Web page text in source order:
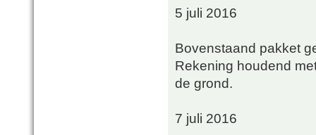
5 juli 2016
Bovenstaand pakket
Rekening houdend
de grond.
7 juli 2016